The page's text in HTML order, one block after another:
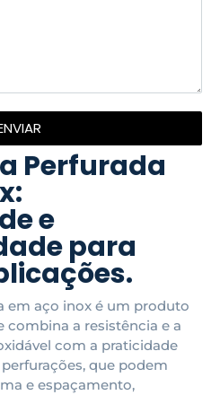
Perfurada
e
para
em aço inox é um produto
combina a resistência e a
com a praticidade
que podem
e espaçamento,